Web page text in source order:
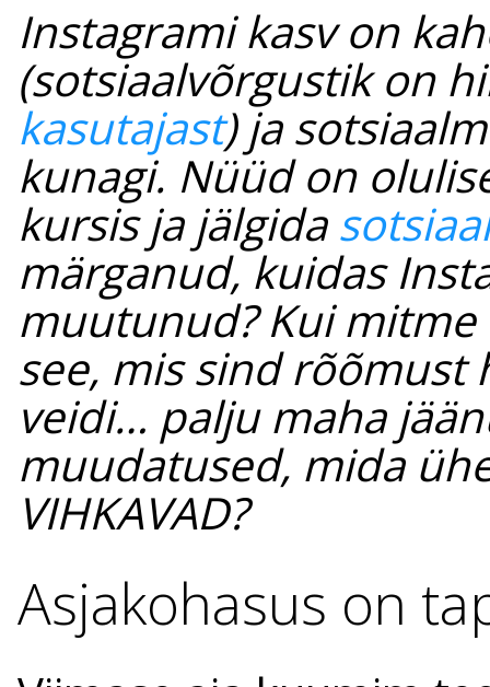
Instagrami kasv on
(sotsiaalvõrgustik on
kasutajast) ja
kunagi. Nüüd on
kursis ja jälgida
märganud, kuidas
muutunud? Kui
see, mis sind rõõmust
veidi… palju maha
muudatused, mida
VIHKAVAD?
Asjakohasus on